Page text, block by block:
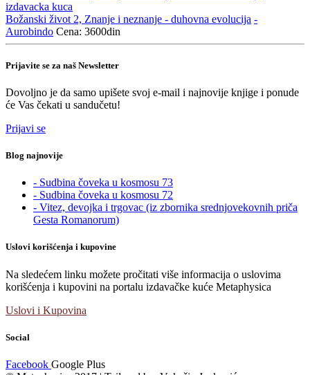
Božanski život 2, Znanje i neznanje - duhovna evolucija -
Aurobindo Cena: 3600din
Prijavite se za naš Newsletter
Dovoljno je da samo upišete svoj e-mail i najnovije knjige i ponude
će Vas čekati u sandučetu!
Prijavi se
Blog najnovije
- Sudbina čoveka u kosmosu 73
- Sudbina čoveka u kosmosu 72
- Vitez, devojka i trgovac (iz zbornika srednjovekovnih priča
Gesta Romanorum)
Uslovi korišćenja i kupovine
Na sledećem linku možete pročitati više informacija o uslovima
korišćenja i kupovini na portalu izdavačke kuće Metaphysica
Uslovi i Kupovina
Social
Facebook Google Plus